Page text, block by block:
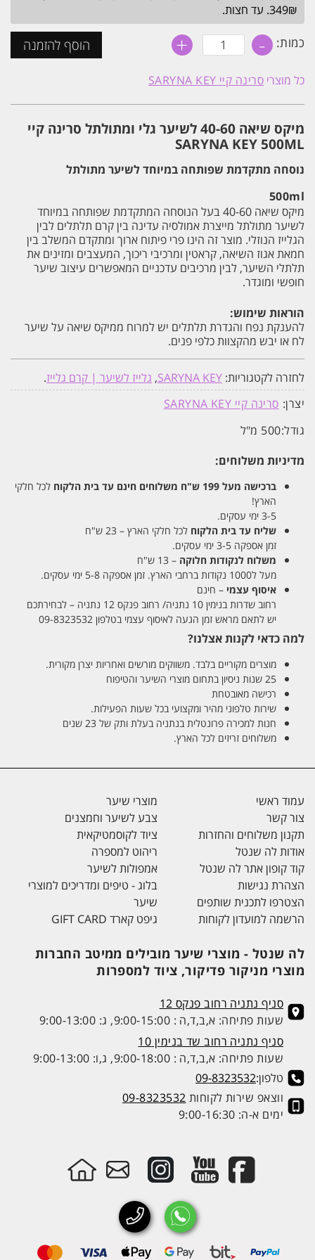
349₪. עד חצות.
כמות: - כמות
של
שיאה
40-
לשיער
ומתולתל
סרינה
קיי
SARYNA
KEY
+ הוסף להזמנה
כל מוצרי סרינה קיי SARYNA KEY
מיקס שיאה 40-60 לשיער גלי ומתולתל סרינה קיי
SARYNA KEY 500ML
נוסחה מתקדמת שפותחה במיוחד לשיער מתולתל
500ml
מיקס שיאה 40-60 בעל הנוסחה המתקדמת שפותחה במיוחד
לשיער מתולתל מייצרת אמולסיה עדינה בין קרם תלתלים לבין
הגלייז הנוזלי. מוצר זה הינו פרי פיתוח ארוך ומתקדם המשלב בין
חמאת אגוז השיאה, קראטין ומרכיבי ריכוך, המעצבים ומזינים את
תלתלי השיער, לבין מרכיבים עדכניים המאפשרים עיצוב שיער
חופשי ומוגדר.
הוראות שימוש:
להענקת נפח והגדרת תלתלים יש למרוח ממיקס שיאה על שיער
לח או יבש מהקצוות כלפי פנים.
לחזרה לקטגוריות: SARYNA KEY
, גלייז לשיער | קרם גלייז.
יצרן: סרינה קיי SARYNA KEY
גודל:500 מ"ל
מדיניות משלוחים:
ברכישה מעל 199 ש"ח משלוחים חינם עד בית הלקוח לכל חלקי
הארץ!
3-5 ימי עסקים.
שליח עד בית הלקוח לכל חלקי הארץ – 23 ש"ח
זמן אספקה 3-5 ימי עסקים.
משלוח לנקודות חלוקה – 13 ש"ח
מעל ל1000 נקודות ברחבי הארץ. זמן אספקה 5-8 ימי עסקים.
איסוף עצמי – חינם
רחוב שדרות בנימין 10 נתניה/ רחוב פנקס 12 נתניה – לבחירתכם
יש לתאם מראש זמן הגעה לאיסוף עצמי בטלפון 09-8323532
למה כדאי לקנות אצלנו?
מוצרים מקוריים בלבד. משווקים מורשים ואחריות יצרן מקורית.
25 שנות ניסיון בתחום מוצרי השיער והטיפוח
רכישה מאובטחת
שירות טלפוני מהיר ומקצועי בכל שעות הפעילות.
חנות למכירה פרונטלית בנתניה בעלת ותק של 23 שנים
משלוחים זריזים לכל הארץ.
עמוד ראשי
צור קשר
תקנון משלוחים והחזרות
אודות לה שנטל
קוד קופון אתר לה שנטל
הצהרת נגישות
הצטרפו לתכנית שותפים
הרשמה למועדון לקוחות
מוצרי שיער
צבע לשיער וחמצנים
ציוד לקוסמטיקאית
ריהוט למספרה
אמפולות לשיער
בלוג - טיפים ומדריכים למוצרי
שיער
גיפט קארד GIFT CARD
לה שנטל - מוצרי שיער מובילים ממיטב החברות
מוצרי מניקור פדיקור, ציוד למספרות
סניף נתניה רחוב פנקס 12
שעות פתיחה: א,ב,ד,ה : 9:00-15:00, ג: 9:00-13:00
סניף נתניה רחוב שד בנימין 10
שעות פתיחה: א,ב,ד,ה : 9:00-18:00, ג,ו: 9:00-13:00
טלפון:09-8323532
ווצאפ שירות לקוחות 09-8323532
ימים א-ה: 9:00-16:30